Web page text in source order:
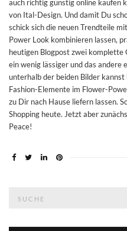
auch richtig günstig online kaufen
von Ital-Design. Und damit Du
schick sich die neuen Trendteile
Power Look kombinieren lassen,
heutigen Blogpost zwei komplette
ein wenig lässiger und das
unterhalb der beiden Bilder
Fashion-Elemente im Flower-
zu Dir nach Hause liefern lassen.
Shopping heute. Jetzt aber
Peace!